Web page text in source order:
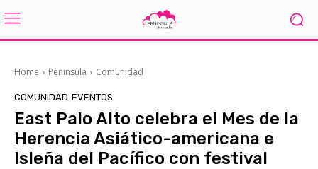
Home Peninsula Comunidad
COMUNIDAD EVENTOS
East Palo Alto celebra el Mes de la
Herencia Asiático-americana e
Isleña del Pacífico con festival